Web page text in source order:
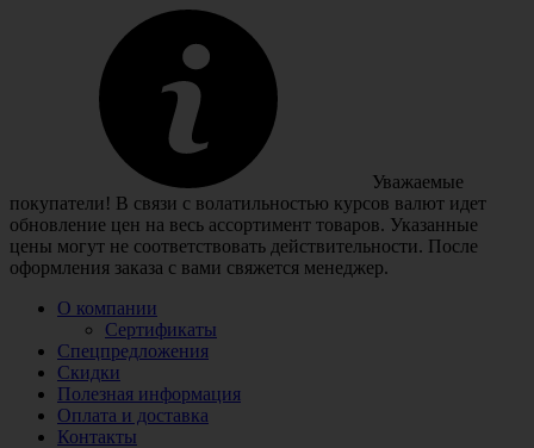
Уважаемые
покупатели! В связи с волатильностью курсов валют идет
обновление цен на весь ассортимент товаров. Указанные
цены могут не соответствовать действительности. После
оформления заказа с вами свяжется менеджер.
О компании
Сертификаты
Спецпредложения
Скидки
Полезная информация
Оплата и доставка
Контакты